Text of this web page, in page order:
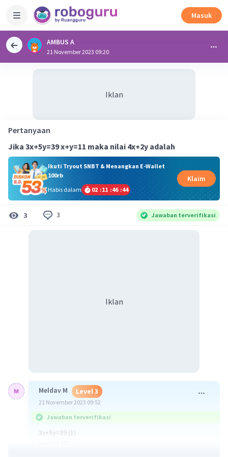
Masuk
AMBUS A
21 November 2023 09:20
Iklan
Pertanyaan
Jika 3x+5y=39 x+y=11 maka nilai 4x+2y adalah
Ikuti Tryout SNBT & Menangkan E-Wallet
100rb
Habis dalam
02 :11 :46 :44
Klaim
3 3 Jawaban terverifikasi
Iklan
Meldav M Level 3
21 November 2023 09:52
Jawaban terverifikasi
3x+5y=39 (1)